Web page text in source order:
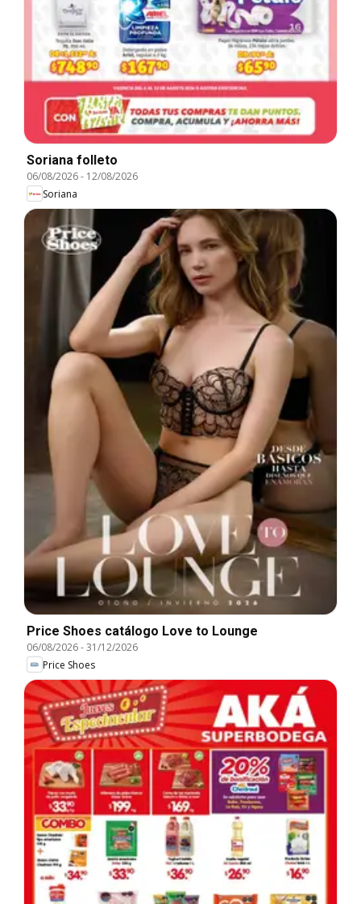
Soriana folleto
06/08/2026- 12/08/2026
Soriana
Price Shoes catálogo Love to Lounge
06/08/2026-31/12/2026
Price Shoes